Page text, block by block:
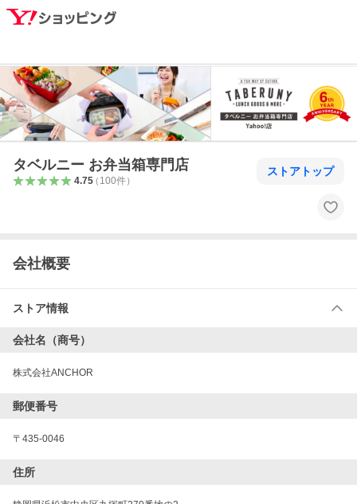
タベルニー お弁当箱専門店
4.75（ 100件）
ストアトップ
会社概要
ストア情報
会社名（商号）
株式会社ANCHOR
郵便番号
〒 435-0046
住所